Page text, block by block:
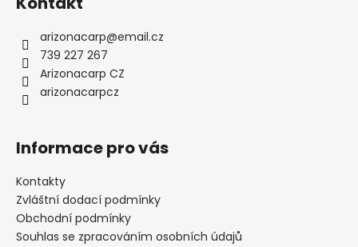
arizonacarp@email.cz
739 227 267
Arizonacarp CZ
arizonacarpcz
Informace pro vás
Kontakty
Zvláštní dodací podmínky
Obchodní podmínky
Souhlas se zpracováním osobních údajů